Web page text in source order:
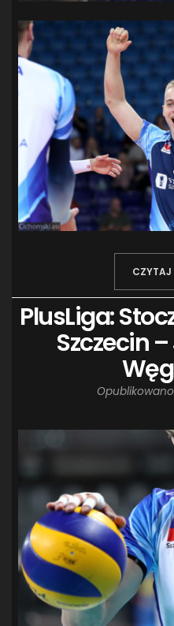
CZYTAJ
PlusLiga:
Szczecin
Opublikowano